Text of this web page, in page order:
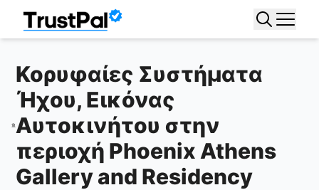
Κορυφαίες Συστήματα
Ήχου, Εικόνας
Αυτοκινήτου στην
περιοχή Phoenix Athens
Gallery and Residency